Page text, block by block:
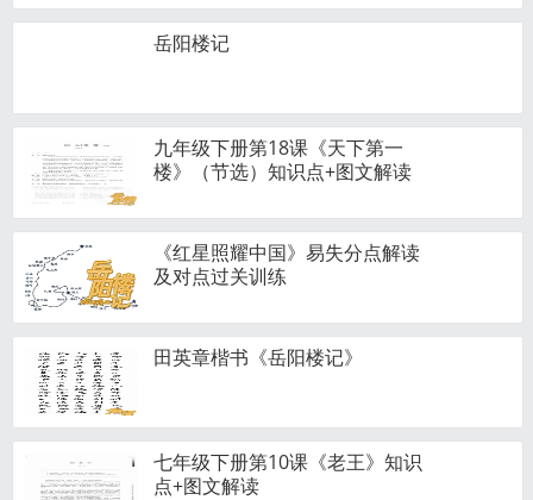
岳阳楼记
九年级下册第18课《天下第一
楼》（节选）知识点+图文解读
《红星照耀中国》易失分点解读
及对点过关训练
田英章楷书《岳阳楼记》
七年级下册第10课《老王》知识
点+图文解读